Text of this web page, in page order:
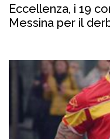
Eccellenza, i 19
Messina per il